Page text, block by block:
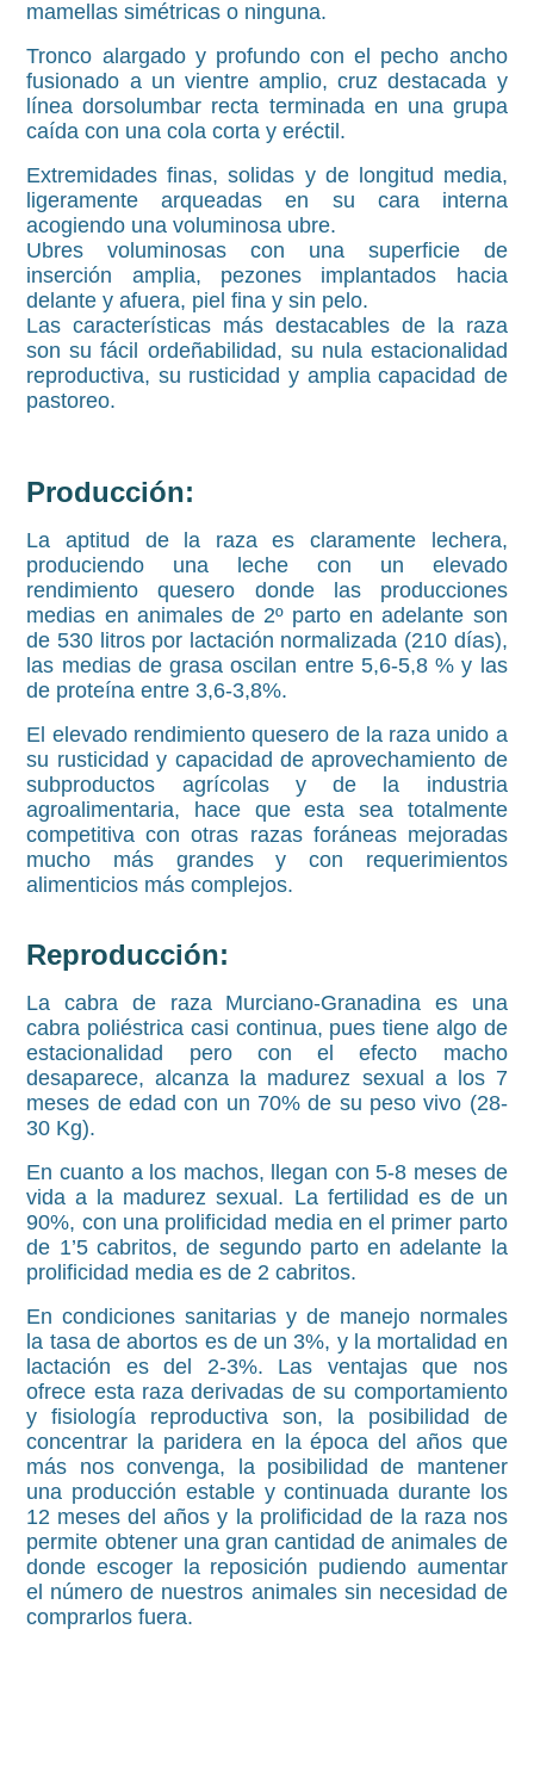
mamellas simétricas o ninguna.
Tronco alargado y profundo con el pecho ancho
fusionado a un vientre amplio, cruz destacada y
línea dorsolumbar recta terminada en una grupa
caída con una cola corta y eréctil.
Extremidades finas, solidas y de longitud media,
ligeramente arqueadas en su cara interna
acogiendo una voluminosa ubre.
Ubres voluminosas con una superficie de
inserción amplia, pezones implantados hacia
delante y afuera, piel fina y sin pelo.
Las características más destacables de la raza
son su fácil ordeñabilidad, su nula estacionalidad
reproductiva, su rusticidad y amplia capacidad de
pastoreo.
Producción:
La aptitud de la raza es claramente lechera,
produciendo una leche con un elevado
rendimiento quesero donde las producciones
medias en animales de 2º parto en adelante son
de 530 litros por lactación normalizada (210 días),
las medias de grasa oscilan entre 5,6-5,8 % y las
de proteína entre 3,6-3,8%.
El elevado rendimiento quesero de la raza unido a
su rusticidad y capacidad de aprovechamiento de
subproductos agrícolas y de la industria
agroalimentaria, hace que esta sea totalmente
competitiva con otras razas foráneas mejoradas
mucho más grandes y con requerimientos
alimenticios más complejos.
Reproducción:
La cabra de raza Murciano-Granadina es una
cabra poliéstrica casi continua, pues tiene algo de
estacionalidad pero con el efecto macho
desaparece, alcanza la madurez sexual a los 7
meses de edad con un 70% de su peso vivo (28-
30 Kg).
En cuanto a los machos, llegan con 5-8 meses de
vida a la madurez sexual. La fertilidad es de un
90%, con una prolificidad media en el primer parto
de 1’5 cabritos, de segundo parto en adelante la
prolificidad media es de 2 cabritos.
En condiciones sanitarias y de manejo normales
la tasa de abortos es de un 3%, y la mortalidad en
lactación es del 2-3%. Las ventajas que nos
ofrece esta raza derivadas de su comportamiento
y fisiología reproductiva son, la posibilidad de
concentrar la paridera en la época del años que
más nos convenga, la posibilidad de mantener
una producción estable y continuada durante los
12 meses del años y la prolificidad de la raza nos
permite obtener una gran cantidad de animales de
donde escoger la reposición pudiendo aumentar
el número de nuestros animales sin necesidad de
comprarlos fuera.